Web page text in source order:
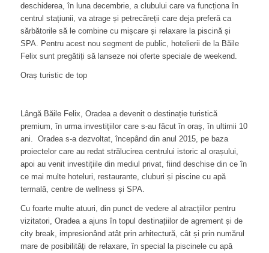
deschiderea, în luna decembrie, a clubului care va funcționa în
centrul stațiunii, va atrage și petrecăreții care deja preferă ca
sărbătorile să le combine cu mișcare și relaxare la piscină și
SPA. Pentru acest nou segment de public, hotelierii de la Băile
Felix sunt pregătiți să lanseze noi oferte speciale de weekend.
Oraș turistic de top
Lângă Băile Felix, Oradea a devenit o destinație turistică
premium, în urma investițiilor care s-au făcut în oraș, în ultimii 10
ani. Oradea s-a dezvoltat, începând din anul 2015, pe baza
proiectelor care au redat strălucirea centrului istoric al orașului,
apoi au venit investițiile din mediul privat, fiind deschise din ce în
ce mai multe hoteluri, restaurante, cluburi și piscine cu apă
termală, centre de wellness și SPA.
Cu foarte multe atuuri, din punct de vedere al atracțiilor pentru
vizitatori, Oradea a ajuns în topul destinațiilor de agrement și de
city break, impresionând atât prin arhitectură, cât și prin numărul
mare de posibilități de relaxare, în special la piscinele cu apă